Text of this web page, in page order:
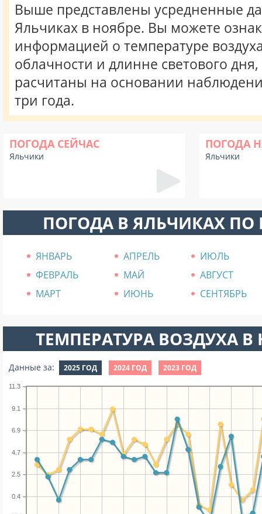
Выше представлены усредненные
Яльчиках в ноябре. Вы можете
информацией о температуре
облачности и длинне светового
расчитаны на основании
три года.
ПОГОДА СЕЙЧАС
Яльчики
ПОГОДА
Яльчики
ПОГОДА В ЯЛЬЧИКАХ
ЯНВАРЬ АПРЕЛЬ
ИЮЛЬ
ФЕВРАЛЬ
МАЙ
АВГУСТ
МАРТ
ИЮНЬ СЕНТЯБРЬ
ТЕМПЕРАТУРА ВОЗДУХА В
Данные за: 2025 ГОД 2024 ГОД 2023 ГОД
0.4
2.5
4.7
6.9
9.1
11.3